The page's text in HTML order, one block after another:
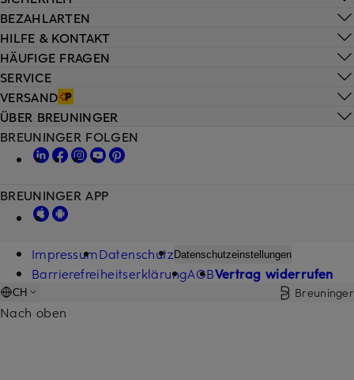
HILFE & KONTAKT
HÄUFIGE FRAGEN
SERVICE
VERSAND
BEZAHLARTEN
ÜBER BREUNINGER
BREUNINGER FOLGEN
BREUNINGER APP
ImpressumDatenschutzDatenschutzeinstellungen
BarrierefreiheitserklärungAGBVertrag widerrufen
CH Breuninger
Nach oben